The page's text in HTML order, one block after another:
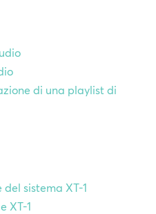
di una playlist di
sistema XT-1
XT-1